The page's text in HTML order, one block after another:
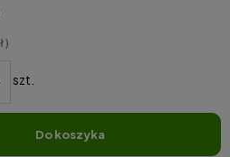
)
szt.
do koszyka